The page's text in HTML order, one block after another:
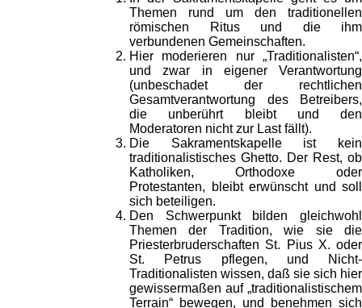
Themen rund um den traditionellen
römischen Ritus und die ihm
verbundenen Gemeinschaften.
Hier moderieren nur „Traditionalisten“,
und zwar in eigener Verantwortung
(unbeschadet der rechtlichen
Gesamtverantwortung des Betreibers,
die unberührt bleibt und den
Moderatoren nicht zur Last fällt).
Die Sakramentskapelle ist kein
traditionalistisches Ghetto. Der Rest, ob
Katholiken, Orthodoxe oder
Protestanten, bleibt erwünscht und soll
sich beteiligen.
Den Schwerpunkt bilden gleichwohl
Themen der Tradition, wie sie die
Priesterbruderschaften St. Pius X. oder
St. Petrus pflegen, und Nicht-
Traditionalisten wissen, daß sie sich hier
gewissermaßen auf „traditionalistischem
Terrain“ bewegen, und benehmen sich